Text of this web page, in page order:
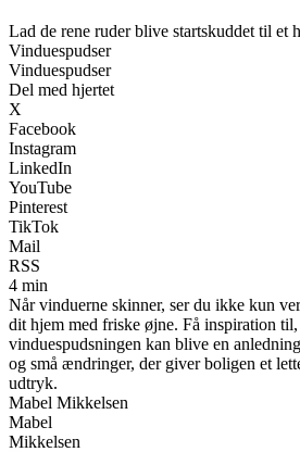
Lad de rene ruder blive startskuddet til et
Vinduespudser
Vinduespudser
Del med hjertet
X
Facebook
Instagram
LinkedIn
YouTube
Pinterest
TikTok
Mail
RSS
4 min
Når vinduerne skinner, ser du ikke kun
dit hjem med friske øjne. Få inspiration
vinduespudsningen kan blive en
og små ændringer, der giver boligen et
udtryk.
Mabel Mikkelsen
Mabel
Mikkelsen